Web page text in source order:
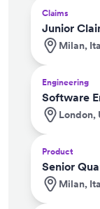
Junior
Claims
Milan,
Software
Engineering
London,
Senior
Product
Milan,